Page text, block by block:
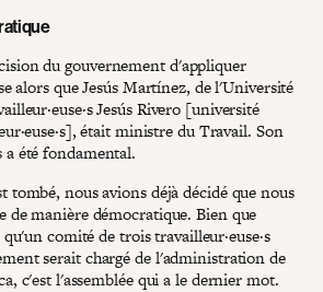
du gouvernement d'appliquer
alors que Jesús Martínez, de l'Université
Jesús Rivero [université
était ministre du Travail. Son
a été fondamental.
tombé, nous avions déjà décidé que nous
de manière démocratique. Bien que
comité de trois travailleur·euse·s
serait chargé de l'administration de
c'est l'assemblée qui a le dernier mot.